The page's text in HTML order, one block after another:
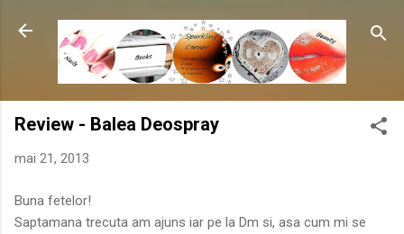
Treceți la conținutul principal
Review - Balea Deospray
mai 21, 2013
Buna fetelor!
Saptamana trecuta am ajuns iar pe la Dm si, asa cum mi se